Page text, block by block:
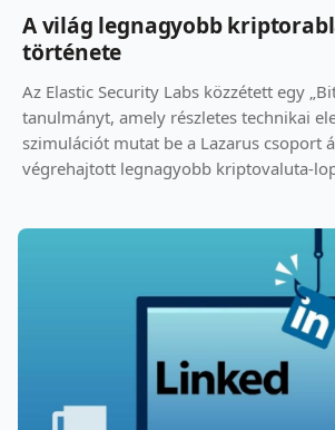
A világ legnagyobb
története
Az Elastic Security Labs közzétett egy
tanulmányt, amely részletes technikai
szimulációt mutat be a Lazarus csoport
végrehajtott legnagyobb kriptovaluta-